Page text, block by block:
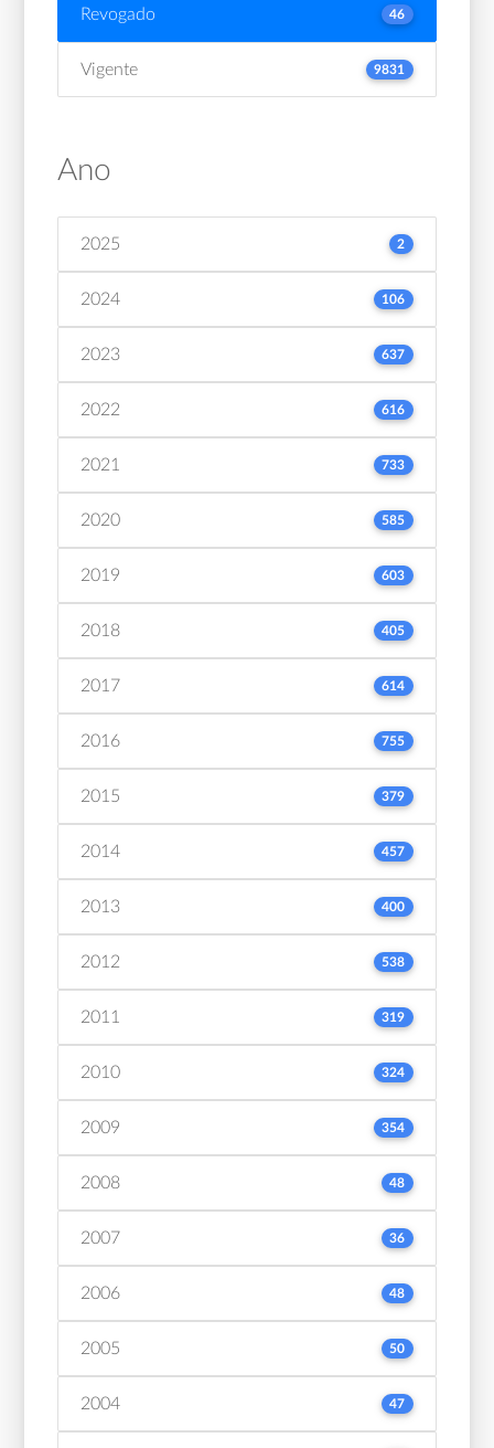
Revogado 46
Vigente 9831
Ano
2025 2
2024 106
2023 637
2022 616
2021 733
2020 585
2019 603
2018 405
2017 614
2016 755
2015 379
2014 457
2013 400
2012 538
2011 319
2010 324
2009 354
2008 48
2007 36
2006 48
2005 50
2004 47